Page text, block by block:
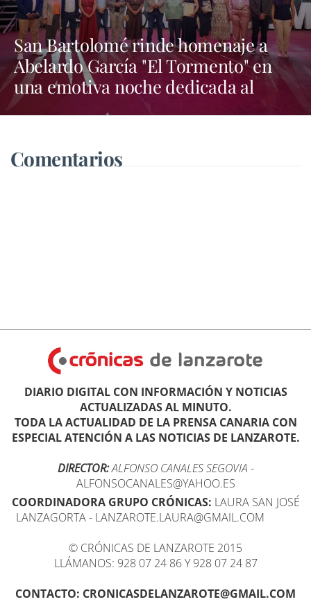
San Bartolomé rinde homenaje a
Abelardo García "El Tormento" en
una emotiva noche dedicada al
folclore canario
Comentarios
DIARIO DIGITAL CON INFORMACIÓN Y NOTICIAS
ACTUALIZADAS AL MINUTO.
TODA LA ACTUALIDAD DE LA PRENSA CANARIA CON
ESPECIAL ATENCIÓN A LAS NOTICIAS DE LANZAROTE.
DIRECTOR:ALFONSO CANALES SEGOVIA -
ALFONSOCANALES@YAHOO.ES
COORDINADORA GRUPO CRÓNICAS: LAURA SAN JOSÉ
LANZAGORTA - LANZAROTE.LAURA@GMAIL.COM
© CRÓNICAS DE LANZAROTE 2015
LLÁMANOS: 928 07 24 86 Y 928 07 24 87
CONTACTO: CRONICASDELANZAROTE@GMAIL.COM